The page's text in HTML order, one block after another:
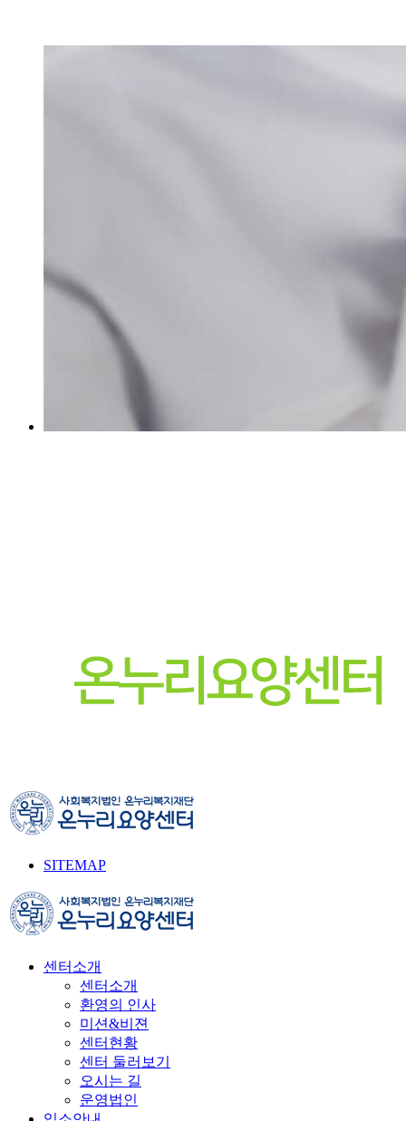
SITEMAP
센터소개
센터소개
환영의 인사
미션&비젼
센터현황
센터 둘러보기
오시는 길
운영법인